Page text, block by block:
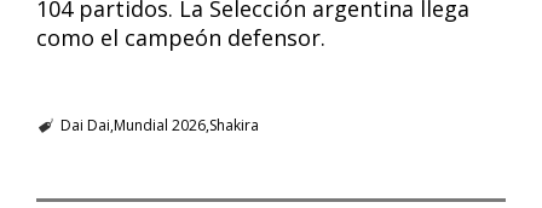
104 partidos. La Selección argentina llega
como el campeón defensor.
Dai Dai Mundial 2026Shakira